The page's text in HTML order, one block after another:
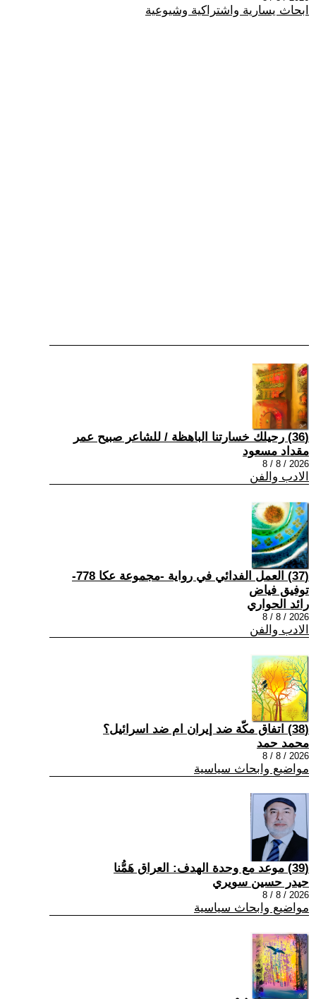
ابحاث يسارية واشتراكية وشيوعية
(36) رحيلك خسارتنا الباهظة / للشاعر صبيح عمر
مقداد مسعود
2026 / 8 / 8
الادب والفن
(37) العمل الفدائي في رواية -مجموعة عكا 778-
توفيق فياض
رائد الحواري
2026 / 8 / 8
الادب والفن
(38) اتفاق مكّة ضد إيران ام ضد اسرائيل؟
محمد حمد
2026 / 8 / 8
مواضيع وابحاث سياسية
(39) موعد مع وحدة الهدف: العراق هَمُّنا
حيدر حسين سويري
2026 / 8 / 8
مواضيع وابحاث سياسية